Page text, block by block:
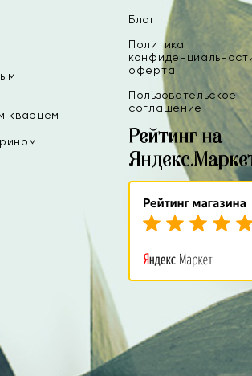
кварцем
Блог
Политика
оферта
Пользовательское
соглашение
Рейтинг на